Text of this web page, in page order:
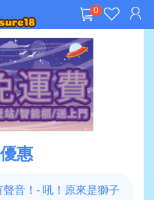
0
惠
音！- 吼！原來是獅子